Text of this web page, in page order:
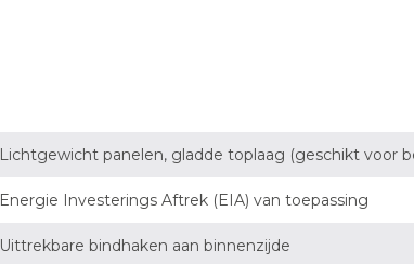
Lichtgewicht panelen, gladde toplaag (geschikt voor
Energie Investerings Aftrek (EIA) van toepassing
Uittrekbare bindhaken aan binnenzijde